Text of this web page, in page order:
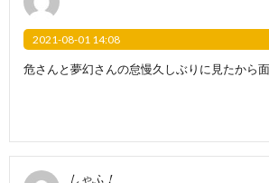
2021-08-01 14:08
危さんと夢幻さんの怠慢久しぶりに見たから
しゃふ！